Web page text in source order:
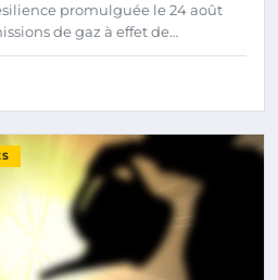
promulguée le 24 août
de gaz à effet de…